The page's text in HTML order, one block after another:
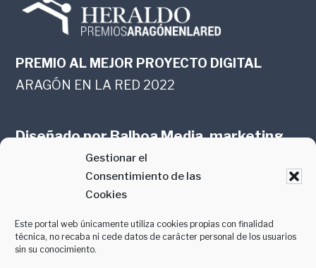
Gestionar el
Consentimiento de las
Cookies
Este portal web únicamente utiliza cookies propias con finalidad
técnica, no recaba ni cede datos de carácter personal de los usuarios
sin su conocimiento.
PREMIO AL MEJOR PROYECTO DIGITAL
ARAGÓN EN LA RED 2022
Diseñado porBalboa Media, marketing
online en Zaragoza